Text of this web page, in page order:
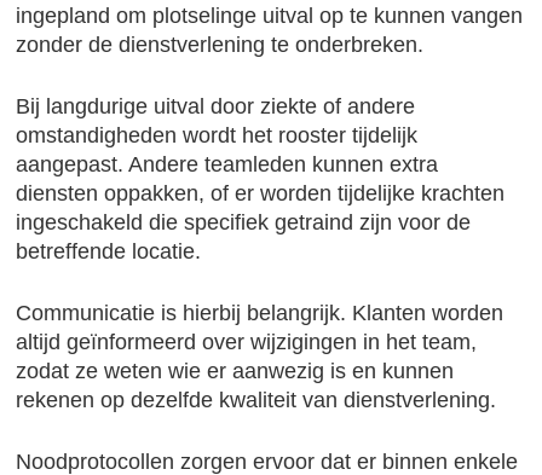
ingepland om plotselinge uitval op te kunnen vangen
zonder de dienstverlening te onderbreken.
Bij langdurige uitval door ziekte of andere
omstandigheden wordt het rooster tijdelijk
aangepast. Andere teamleden kunnen extra
diensten oppakken, of er worden tijdelijke krachten
ingeschakeld die specifiek getraind zijn voor de
betreffende locatie.
Communicatie is hierbij belangrijk. Klanten worden
altijd geïnformeerd over wijzigingen in het team,
zodat ze weten wie er aanwezig is en kunnen
rekenen op dezelfde kwaliteit van dienstverlening.
Noodprotocollen zorgen ervoor dat er binnen enkele